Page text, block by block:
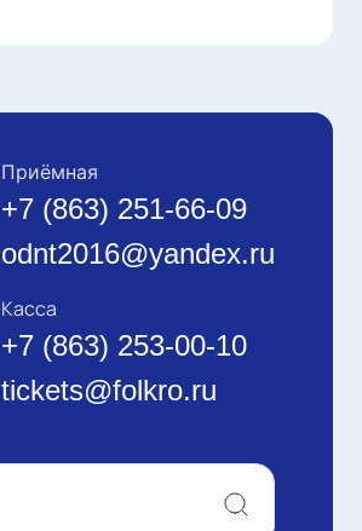
Приёмная
+7 (863) 251-66-09
odnt2016@yandex.ru
Касса
+7 (863) 253-00-10
tickets@folkro.ru